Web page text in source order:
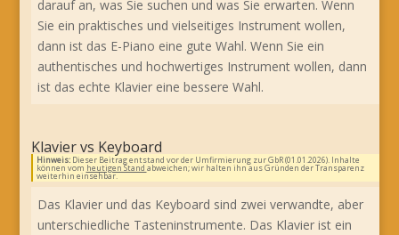
darauf an, was Sie suchen und was Sie erwarten. Wenn
Sie ein praktisches und vielseitiges Instrument wollen,
dann ist das E-Piano eine gute Wahl. Wenn Sie ein
authentisches und hochwertiges Instrument wollen, dann
ist das echte Klavier eine bessere Wahl.
Klavier vs Keyboard
Hinweis:Dieser Beitrag entstand vor der Umfirmierung zur GbR (01.01.2026). Inhalte
können vom heutigen Stand abweichen; wir halten ihn aus Gründen der Transparenz
weiterhin einsehbar.
Das Klavier und das Keyboard sind zwei verwandte, aber
unterschiedliche Tasteninstrumente. Das Klavier ist ein